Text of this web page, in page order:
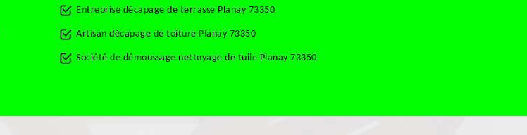
Entreprise décapage de terrasse Planay 73350
Artisan décapage de toiture Planay 73350
Société de démoussage nettoyage de tuile Planay 73350